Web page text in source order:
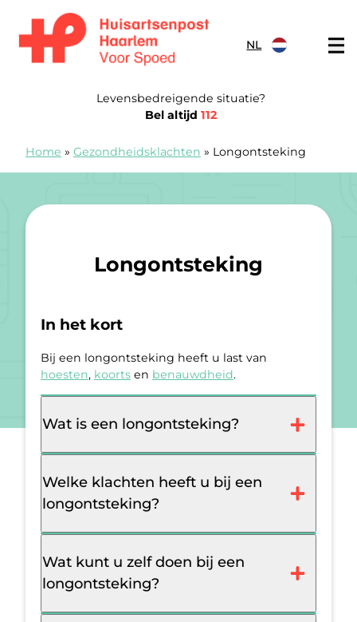
NL
Levensbedreigende situatie?
Bel altijd 112
Home » Gezondheidsklachten » Longontsteking
Longontsteking
In het kort
Bij een longontsteking heeft u last van
hoesten, koorts en benauwdheid.
Wat is een longontsteking?
Welke klachten heeft u bij een
longontsteking?
Wat kunt u zelf doen bij een
longontsteking?